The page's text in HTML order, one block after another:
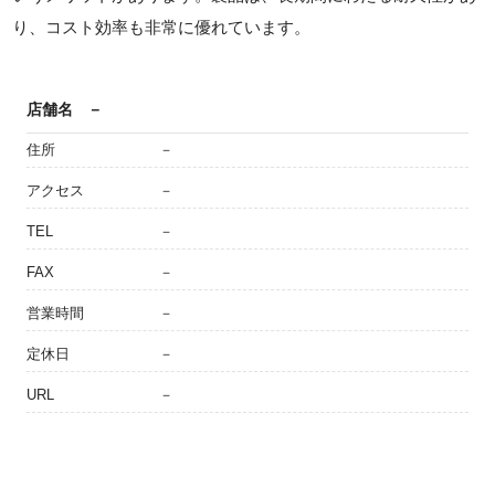
り、コスト効率も非常に優れています。
店舗名 －
住所 －
アクセス －
TEL －
FAX －
営業時間 －
定休日 －
URL －